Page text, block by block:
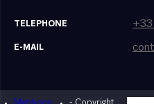
TELEPHONE
E-MAIL